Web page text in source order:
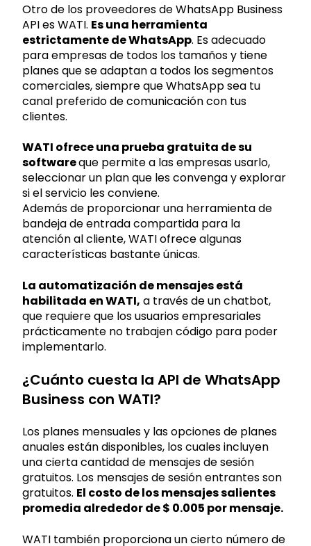
Otro de los proveedores de WhatsApp Business
API es WATI. Es una herramienta
estrictamente de WhatsApp. Es adecuado
para empresas de todos los tamaños y tiene
planes que se adaptan a todos los segmentos
comerciales, siempre que WhatsApp sea tu
canal preferido de comunicación con tus
clientes.
WATI ofrece una prueba gratuita de su
softwareque permite a las empresas usarlo,
seleccionar un plan que les convenga y explorar
si el servicio les conviene.
Además de proporcionar una herramienta de
bandeja de entrada compartida para la
atención al cliente, WATI ofrece algunas
características bastante únicas.
La automatización de mensajes está
habilitada en WATI, a través de un chatbot,
que requiere que los usuarios empresariales
prácticamente no trabajen código para poder
implementarlo.
¿Cuánto cuesta la API de WhatsApp
Business con WATI?
Los planes mensuales y las opciones de planes
anuales están disponibles, los cuales incluyen
una cierta cantidad de mensajes de sesión
gratuitos. Los mensajes de sesión entrantes son
gratuitos. El costo de los mensajes salientes
promedia alrededor de $ 0.005 por mensaje.
WATI también proporciona un cierto número de